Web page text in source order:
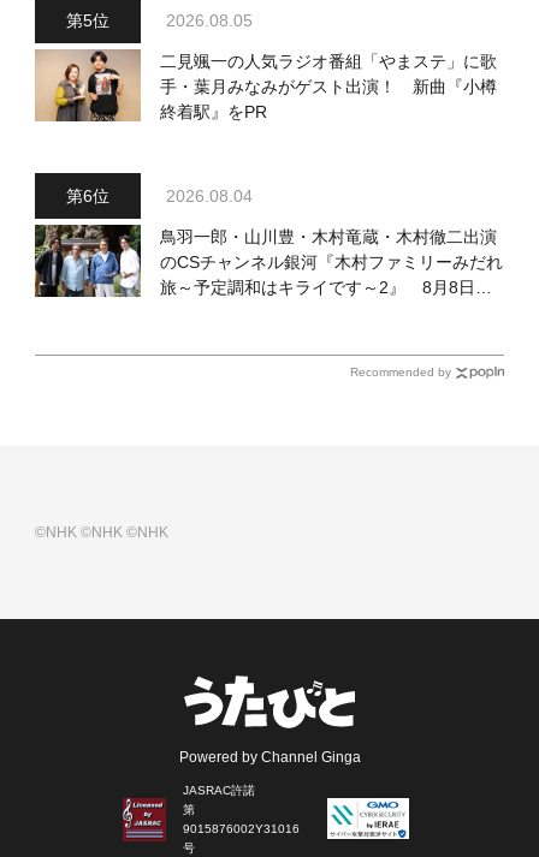
2026.08.05
二見颯一の人気ラジオ番組「やまステ」に歌
手・葉月みなみがゲスト出演！ 新曲『小樽
終着駅』をPR
2026.08.04
鳥羽一郎・山川豊・木村竜蔵・木村徹二出演
のCSチャンネル銀河『木村ファミリーみだれ
旅～予定調和はキライです～2』 8月8日
Recommended by
©NHK©NHK©NHK
Powered by Channel Ginga
JASRAC許諾
第
9015876002Y31016
号